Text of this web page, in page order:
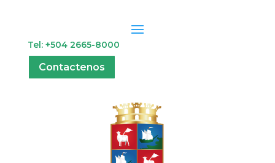
Tel: +504 2665-8000
Contactenos